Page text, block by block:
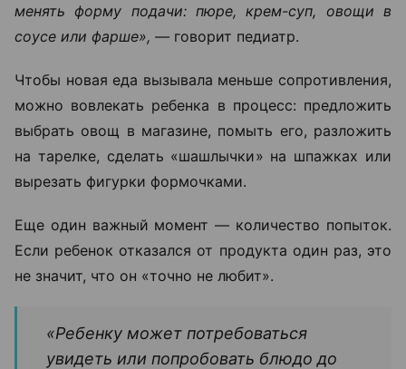
менять форму подачи: пюре, крем-суп, овощи в
соусе или фарше», — говорит педиатр.
Чтобы новая еда вызывала меньше сопротивления,
можно вовлекать ребенка в процесс: предложить
выбрать овощ в магазине, помыть его, разложить
на тарелке, сделать «шашлычки» на шпажках или
вырезать фигурки формочками.
Еще один важный момент — количество попыток.
Если ребенок отказался от продукта один раз, это
не значит, что он «точно не любит».
«Ребенку может потребоваться
увидеть или попробовать блюдо до